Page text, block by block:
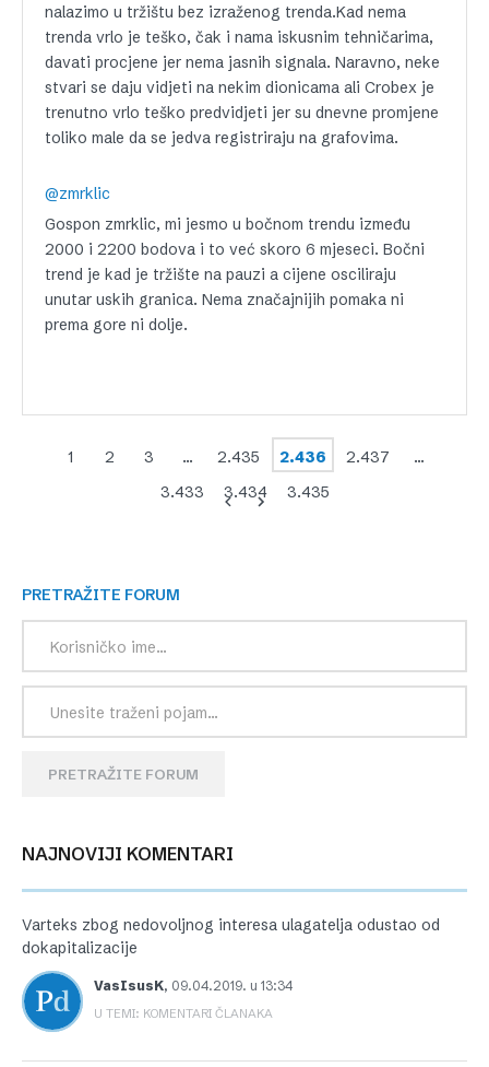
nalazimo u tržištu bez izraženog trenda.Kad nema
trenda vrlo je teško, čak i nama iskusnim tehničarima,
davati procjene jer nema jasnih signala. Naravno, neke
stvari se daju vidjeti na nekim dionicama ali Crobex je
trenutno vrlo teško predvidjeti jer su dnevne promjene
toliko male da se jedva registriraju na grafovima.
@zmrklic
Gospon zmrklic, mi jesmo u bočnom trendu između
2000 i 2200 bodova i to već skoro 6 mjeseci. Bočni
trend je kad je tržište na pauzi a cijene osciliraju
unutar uskih granica. Nema značajnijih pomaka ni
prema gore ni dolje.
1 2 3 … 2.435 2.436 2.437
…
3.433
3.434 3.435
PRETRAŽITE FORUM
PRETRAŽITE FORUM
NAJNOVIJI KOMENTARI
Varteks zbog nedovoljnog interesa ulagatelja odustao od
dokapitalizacije
VasIsusK, 09.04.2019. u 13:34
U TEMI: KOMENTARI ČLANAKA